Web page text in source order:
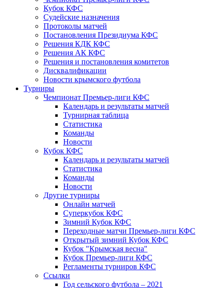
Кубок КФС
Судейские назначения
Протоколы матчей
Постановления Президиума КФС
Решения КДК КФС
Решения АК КФС
Решения и постановления комитетов
Дисквалификации
Новости крымского футбола
Турниры
Чемпионат Премьер-лиги КФС
Календарь и результаты матчей
Турнирная таблица
Статистика
Команды
Новости
Кубок КФС
Календарь и результаты матчей
Статистика
Команды
Новости
Другие турниры
Онлайн матчей
Суперкубок КФС
Зимний Кубок КФС
Переходные матчи Премьер-лиги КФС
Открытый зимний Кубок КФС
Кубок "Крымская весна"
Кубок Премьер-лиги КФС
Регламенты турниров КФС
Ссылки
Год сельского футбола – 2021